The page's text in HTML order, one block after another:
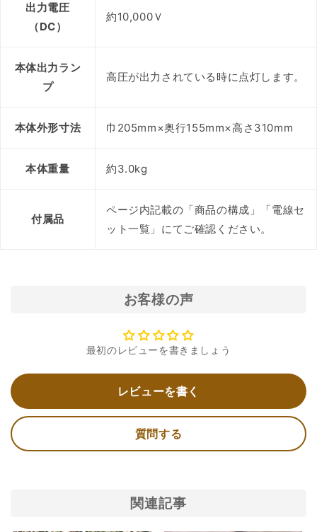
出力電圧
（DC）
約10,000Ｖ
本体出力ラン
プ
高圧が出力されている時に点灯します。
本体外形寸法 巾205mm×奥行155mm×高さ310mm
本体重量 約3.0kg
付属品
ページ内記載の「商品の構成」「電線セ
ット一覧」にてご確認ください。
お客様の声
最初のレビューを書きましょう
レビューを書く
質問する
関連記事